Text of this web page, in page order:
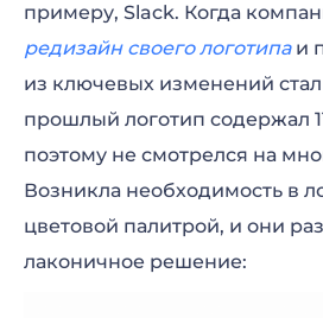
примеру, Slack. Когда
редизайн своего логотипаи
из ключевых изменений
прошлый логотип содержал
поэтому не смотрелся на
Возникла необходимость в
цветовой палитрой, и они
лаконичное решение: